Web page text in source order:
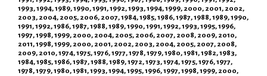
1993, 1994, 1989, 1990, 1991, 1992, 1993, 1994, 1999, 2000, 2001, 2002,
2003, 2004, 2005, 2006, 2007, 1984, 1985, 1986, 1987, 1988, 1989, 1990,
1991, 1992, 1986, 1987, 1988, 1989, 1990, 1991, 1992, 1993, 1995, 1996,
1997, 1998, 1999, 2000, 2004, 2005, 2006, 2007, 2008, 2009, 2010,
2011, 1998, 1999, 2000, 2001, 2002, 2003, 2004, 2005, 2007, 2008,
2009, 2010, 1974, 1975, 1976, 1977, 1978, 1979, 1980, 1981, 1982, 1983,
1984, 1985, 1986, 1987, 1988, 1989, 1972, 1973, 1974, 1975, 1976, 1977,
1978, 1979, 1980, 1981, 1993, 1994, 1995, 1996, 1997, 1998, 1999, 2000,